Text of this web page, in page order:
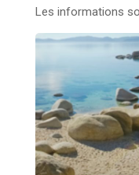
Les informations